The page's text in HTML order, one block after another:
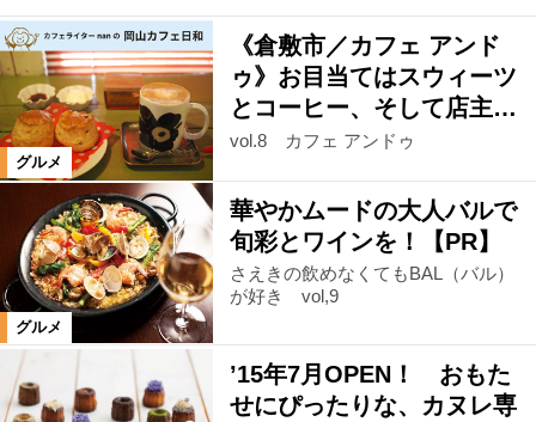
グルメ
《倉敷市／カフェ アンド
ゥ》お目当てはスウィーツ
とコーヒー、そして店主…
vol.8 カフェ アンドゥ
グルメ
華やかムードの大人バルで
旬彩とワインを！【PR】
さえきの飲めなくてもBAL（バル）
が好き vol,9
’15年7月OPEN！ おもた
せにぴったりな、カヌレ専